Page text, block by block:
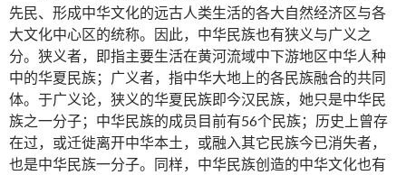
先民、形成中华文化的远古人类生活的各大自然经济区与各
大文化中心区的统称。因此，中华民族也有狭义与广义之
分。狭义者，即指主要生活在黄河流域中下游地区中华人种
中的华夏民族；广义者，指中华大地上的各民族融合的共同
体。于广义论，狭义的华夏民族即今汉民族，她只是中华民
族之一分子；中华民族的成员目前有56个民族；历史上曾存
在过，或迁徙离开中华本土，或融入其它民族今已消失者，
也是中华民族一分子。同样，中华民族创造的中华文化也有